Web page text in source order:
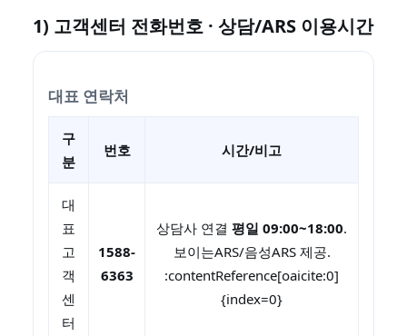
1) 고객센터 전화번호 · 상담/ARS 이용시간
대표 연락처
구
분
번호 시간/비고
대
표
고
객
센
터
1588-
6363
상담사 연결 평일 09:00~18:00.
보이는ARS/음성ARS 제공.
:contentReference[oaicite:0]
{index=0}